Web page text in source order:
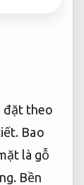
đặt theo
Bao
là gỗ
Bền